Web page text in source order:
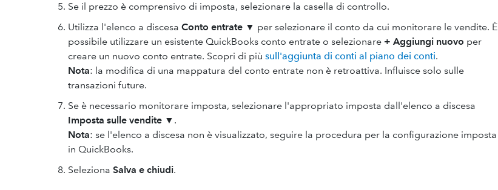
Se il prezzo è comprensivo di imposta, selezionare la casella di controllo.
Utilizza l'elenco a discesa Conto entrate ▼ per selezionare il conto da cui monitorare le vendite. È
possibile utilizzare un esistente QuickBooks conto entrate o selezionare + Aggiungi nuovo per
creare un nuovo conto entrate. Scopri di più sull'aggiunta di conti al piano dei conti.
Nota: la modifica di una mappatura del conto entrate non è retroattiva. Influisce solo sulle
transazioni future.
Se è necessario monitorare imposta, selezionare l'appropriato imposta dall'elenco a discesa
Imposta sulle vendite ▼.
Nota: se l'elenco a discesa non è visualizzato, seguire la procedura per la configurazione imposta
in QuickBooks.
Seleziona Salva e chiudi.